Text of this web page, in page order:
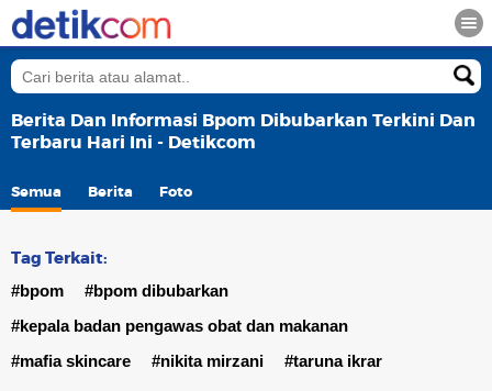
Berita Dan Informasi Bpom Dibubarkan Terkini Dan
Terbaru Hari Ini - Detikcom
Semua Berita Foto
Tag Terkait:
#bpom
#bpom dibubarkan
#kepala badan pengawas obat dan makanan
#mafia skincare
#nikita mirzani #taruna ikrar